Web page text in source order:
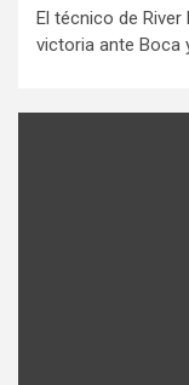
El técnico de
victoria ante Boca